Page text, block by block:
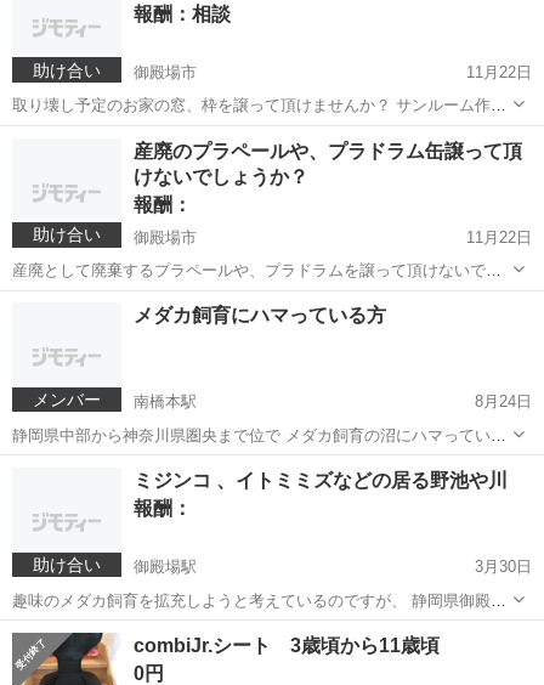
で取りに行かせていただきます。 ...
助け合い
報酬：相談
御殿場市
11月22日
取り壊し予定のお家の窓、枠を譲って頂けませんか？ サンルーム作成
に使用します。 お近くであれば、都合のつく土日に外しに行ければと
思います。 宜しくお願い致します。 御殿場市在住、相模原市在勤で
す。 頂いた道具やレンガ、タイ...
御殿場市 買いたい/ください サンルーム
助け合い
産廃のプラペールや、プラドラム缶譲って頂
けないでしょうか？
報酬：
御殿場市
11月22日
産廃として廃棄するプラペールや、プラドラムを譲って頂けないでし
ょうか。もし、捨ててしまうよという方が居ればお声がけ頂きたく宜
しくお願いします。
買いたい/ください 産廃
メンバー
メダカ飼育にハマっている方
南橋本駅
8月24日
静岡県中部から神奈川県圏央まで位で メダカ飼育の沼にハマっている
方、 販売者、ブリーダー、品種改良にチャレンジしている方、 是非、
私のyoutubeチャンネルで紹介させて頂けませんか♪メダカ沼を広げま
しょう！宜しくお願い致し...
メダカ
助け合い
ミジンコ 、イトミミズなどの居る野池や川
報酬：
御殿場駅
3月30日
趣味のメダカ飼育を拡充しようと考えているのですが、 静岡県御殿場
市近郊、神奈川県厚木、伊勢原、秦野、相模原近郊で ミジンコ やイト
ミミズを採取できる場所、 あそこで見たよ！と言う方。 居ましたら、
場所を教えて頂けないでしょう...
静岡 御殿場市 教えて ミジンコ
combiJr.シート 3歳頃から11歳頃
0円